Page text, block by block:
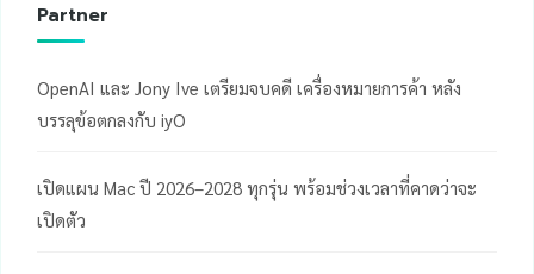
Partner
OpenAI และ Jony Ive เตรียมจบคดี เครื่องหมายการค้า หลัง
บรรลุข้อตกลงกับ iyO
เปิดแผน Mac ปี 2026–2028 ทุกรุ่น พร้อมช่วงเวลาที่คาดว่าจะ
เปิดตัว